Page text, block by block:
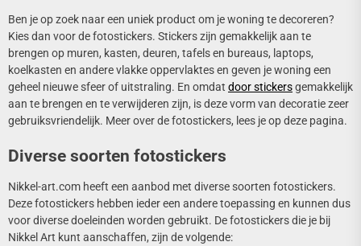
Ben je op zoek naar een uniek product om je woning te decoreren?
Kies dan voor de fotostickers. Stickers zijn gemakkelijk aan te
brengen op muren, kasten, deuren, tafels en bureaus, laptops,
koelkasten en andere vlakke oppervlaktes en geven je woning een
geheel nieuwe sfeer of uitstraling. En omdat door stickersgemakkelijk
aan te brengen en te verwijderen zijn, is deze vorm van decoratie zeer
gebruiksvriendelijk. Meer over de fotostickers, lees je op deze pagina.
Diverse soorten fotostickers
Nikkel-art.com heeft een aanbod met diverse soorten fotostickers.
Deze fotostickers hebben ieder een andere toepassing en kunnen dus
voor diverse doeleinden worden gebruikt. De fotostickers die je bij
Nikkel Art kunt aanschaffen, zijn de volgende: